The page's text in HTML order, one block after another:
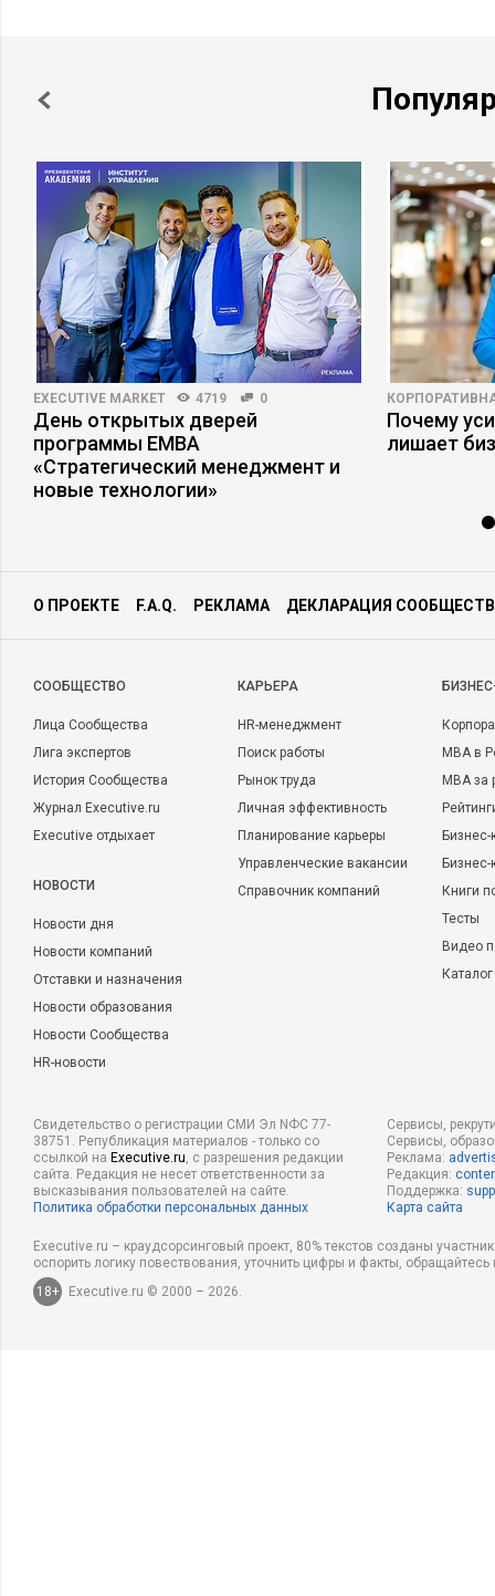
EXECUTIVE MARKET 4719 0
День открытых дверей
программы ЕМВА
«Стратегический менеджмент и
новые технологии»
Почему
лишает
О ПРОЕКТЕ F.A.Q. РЕКЛАМА ДЕКЛАРАЦИЯ
CООБЩЕСТВО
Лица Сообщества
Лига экспертов
История Сообщества
Журнал Executive.ru
Executive отдыхает
НОВОСТИ
Новости дня
Новости компаний
Отставки и назначения
Новости образования
Новости Сообщества
HR-новости
КАРЬЕРА
HR-менеджмент
Поиск работы
Рынок труда
Личная эффективность
Планирование карьеры
Управленческие вакансии
Справочник компаний
MBA в
MBA
Бизнес-
Книги
Тесты
Видео
Свидетельство о регистрации СМИ Эл NФС 77-
38751. Републикация материалов - только со
ссылкой на Executive.ru, с разрешения редакции
сайта. Редакция не несет ответственности за
высказывания пользователей на сайте.
Политика обработки персональных данных
Сервисы,
Сервисы,
Реклама:
Редакция:
Поддержка:
Карта сайта
Executive.ru – краудсорсинговый проект, 80% текстов созданы
оспорить логику повествования, уточнить цифры и факты,
18+
Executive.ru © 2000 – 2026.